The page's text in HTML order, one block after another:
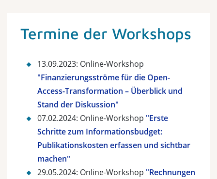
Termine der Workshops
13.09.2023: Online-Workshop
"Finanzierungsströme für die Open-
Access-Transformation – Überblick und
Stand der Diskussion"
07.02.2024: Online-Workshop "Erste
Schritte zum Informationsbudget:
Publikationskosten erfassen und sichtbar
machen"
29.05.2024: Online-Workshop "Rechnungen